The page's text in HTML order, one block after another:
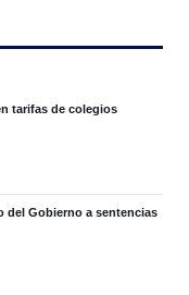
tarifas de colegios
del Gobierno a sentencias
marcha para